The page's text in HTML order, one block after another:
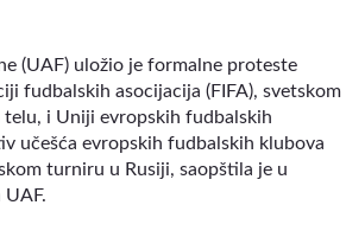
(UAF) uložio je formalne proteste
fudbalskih asocijacija (FIFA), svetskom
i Uniji evropskih fudbalskih
učešća evropskih fudbalskih klubova
turniru u Rusiji, saopštila je u
UAF.